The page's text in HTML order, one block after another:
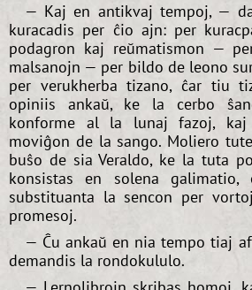
— Kaj en antikvaj tempoj, —
kuracadis per ĉio ajn: per
podagron kaj reŭmatismon —
malsanojn — per bildo de leono
per verukherba tizano, ĉar tiu
opiniis ankaŭ, ke la cerbo
konforme al la lunaj fazoj,
moviĝon de la sango. Moliero
buŝo de sia Veraldo, ke la tuta
konsistas en solena galimatio,
substituanta la sencon per
promesoj.
— Ĉu ankaŭ en nia tempo tiaj
demandis la rondokululo.